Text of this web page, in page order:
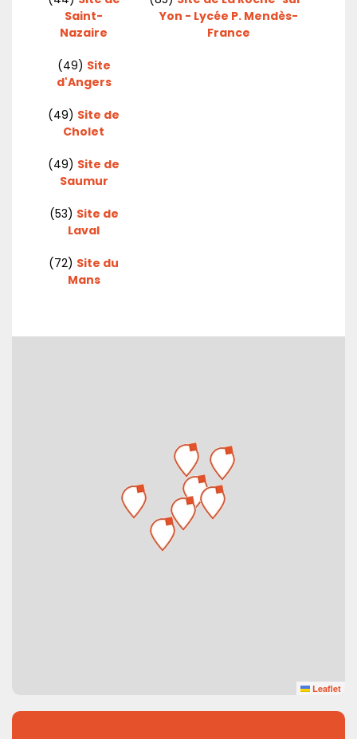
Saint-
Nazaire
(49) Site
d'Angers
(49) Site de
Cholet
(49) Site de
Saumur
(53) Site de
Laval
(72) Site du
Mans
Yon - Lycée P. Mendès-
France
Leaflet